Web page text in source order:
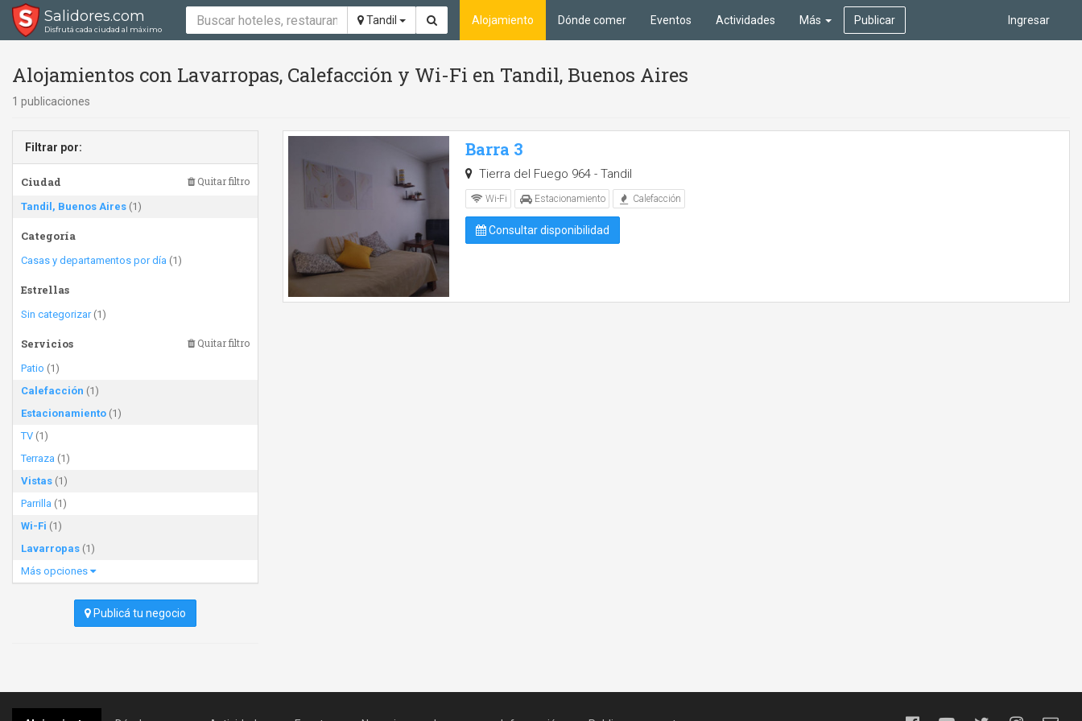
Salidores.com
Disfrutá cada ciudad al máximo
Tandil Ingresar
Alojamiento Dónde comer Eventos Actividades Más Publicar
Alojamientos con Lavarropas, Calefacción y Wi-Fi en Tandil, Buenos Aires
1 publicaciones
Filtrar por:
Ciudad Quitar filtro
Tandil, Buenos Aires (1)
Categoría
Casas y departamentos por día (1)
Estrellas
Sin categorizar(1)
Servicios Quitar filtro
Patio (1)
Calefacción (1)
Estacionamiento (1)
TV (1)
Terraza (1)
Vistas (1)
Parrilla (1)
Wi-Fi (1)
Lavarropas (1)
Más opciones
Publicá tu negocio
Barra 3
Tierra del Fuego 964 - Tandil
Wi-Fi Estacionamiento Calefacción
Consultar disponibilidad